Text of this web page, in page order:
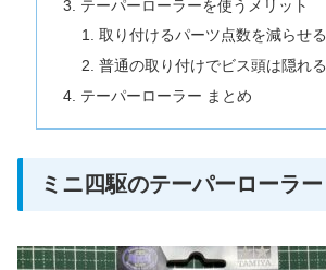
テーパーローラーを使うメリット
取り付けるパーツ点数を減らせる
普通の取り付けでビス頭は隠れる
テーパーローラー まとめ
ミニ四駆のテーパーローラー